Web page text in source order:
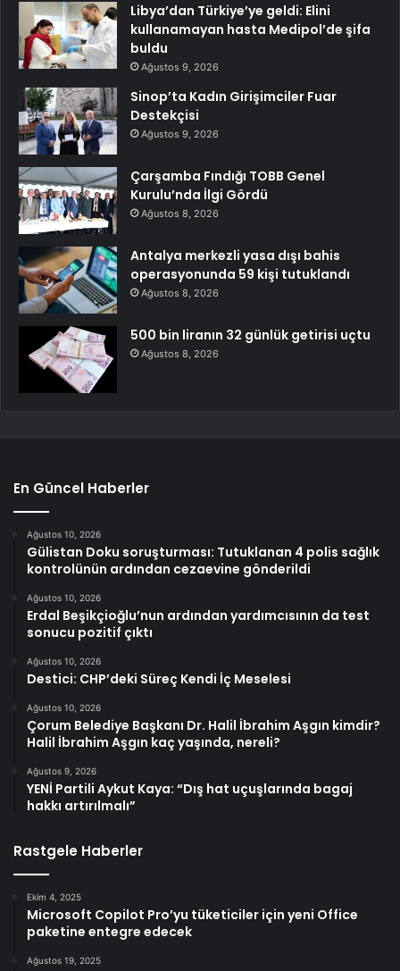
Libya’dan Türkiye’ye geldi: Elini
kullanamayan hasta Medipol’de şifa
buldu
Ağustos 9, 2026
Sinop’ta Kadın Girişimciler Fuar
Destekçisi
Ağustos 9, 2026
Çarşamba Fındığı TOBB Genel
Kurulu’nda İlgi Gördü
Ağustos 8, 2026
Antalya merkezli yasa dışı bahis
operasyonunda 59 kişi tutuklandı
Ağustos 8, 2026
500 bin liranın 32 günlük getirisi uçtu
Ağustos 8, 2026
En Güncel Haberler
Ağustos 10, 2026
Gülistan Doku soruşturması: Tutuklanan 4 polis sağlık
kontrolünün ardından cezaevine gönderildi
Ağustos 10, 2026
Erdal Beşikçioğlu’nun ardından yardımcısının da test
sonucu pozitif çıktı
Ağustos 10, 2026
Destici: CHP’deki Süreç Kendi İç Meselesi
Ağustos 10, 2026
Çorum Belediye Başkanı Dr. Halil İbrahim Aşgın kimdir?
Halil İbrahim Aşgın kaç yaşında, nereli?
Ağustos 9, 2026
YENİ Partili Aykut Kaya: “Dış hat uçuşlarında bagaj
hakkı artırılmalı”
Rastgele Haberler
Ekim 4, 2025
Microsoft Copilot Pro’yu tüketiciler için yeni Office
paketine entegre edecek
Ağustos 19, 2025